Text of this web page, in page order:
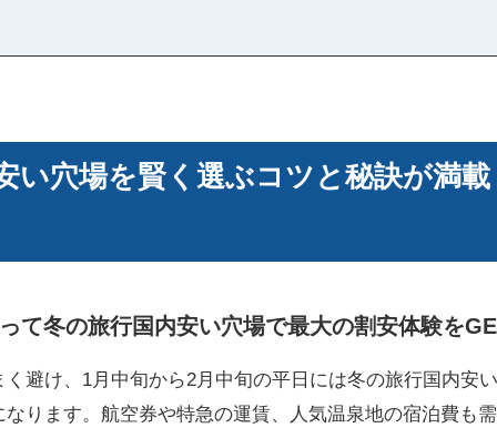
い穴場を賢く選ぶコツと秘訣が満
て冬の旅行国内安い穴場で最大の割安体験を
避け、1月中旬から2月中旬の平日には冬の旅行国内安
ります。航空券や特急の運賃、人気温泉地の宿泊費も需